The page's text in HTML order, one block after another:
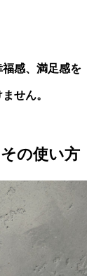
感、満足感を
せん。
の使い方